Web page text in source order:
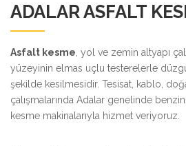
ADALAR ASFALT
Asfalt kesme , yol ve zemin altyapı
yüzeyinin elmas uçlu testerelerle
şekilde kesilmesidir. Tesisat, kablo,
çalışmalarında Adalar genelinde
kesme makinalarıyla hizmet veriyoruz.